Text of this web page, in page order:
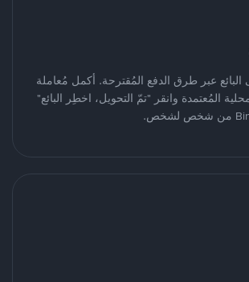
البائع عبر طرق الدفع المُقترحة. أكمل مُعاملة
المُعتمدة وانقر "تمّ التحويل، اخطِر البائع"